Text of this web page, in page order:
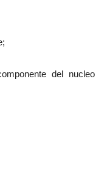
del nucleo